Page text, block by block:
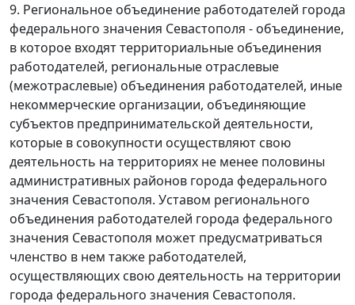
9. Региональное объединение работодателей города
федерального значения Севастополя - объединение,
в которое входят территориальные объединения
работодателей, региональные отраслевые
(межотраслевые) объединения работодателей, иные
некоммерческие организации, объединяющие
субъектов предпринимательской деятельности,
которые в совокупности осуществляют свою
деятельность на территориях не менее половины
административных районов города федерального
значения Севастополя. Уставом регионального
объединения работодателей города федерального
значения Севастополя может предусматриваться
членство в нем также работодателей,
осуществляющих свою деятельность на территории
города федерального значения Севастополя.